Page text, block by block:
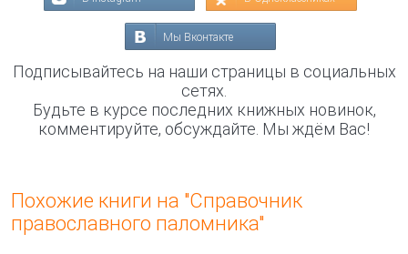
Мы Вконтакте
Подписывайтесь на наши страницы в социальных
сетях.
Будьте в курсе последних книжных новинок,
комментируйте, обсуждайте. Мы ждём Вас!
Похожие книги на "Справочник
православного паломника"